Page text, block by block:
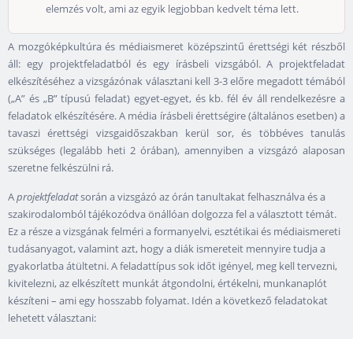
elemzés volt, ami az egyik legjobban kedvelt téma lett.
A mozgóképkultúra és médiaismeret középszintű érettségi két részből
áll: egy projektfeladatból és egy írásbeli vizsgából. A projektfeladat
elkészítéséhez a vizsgázónak választani kell 3-3 előre megadott témából
(„A” és „B” típusú feladat) egyet-egyet, és kb. fél év áll rendelkezésre a
feladatok elkészítésére. A média írásbeli érettségire (általános esetben) a
tavaszi érettségi vizsgaidőszakban kerül sor, és többéves tanulás
szükséges (legalább heti 2 órában), amennyiben a vizsgázó alaposan
szeretne felkészülni rá.
Aprojektfeladatsorán a vizsgázó az órán tanultakat felhasználva és a
szakirodalomból tájékozódva önállóan dolgozza fel a választott témát.
Ez a része a vizsgának felméri a formanyelvi, esztétikai és médiaismereti
tudásanyagot, valamint azt, hogy a diák ismereteit mennyire tudja a
gyakorlatba átültetni. A feladattípus sok időt igényel, meg kell tervezni,
kivitelezni, az elkészített munkát átgondolni, értékelni, munkanaplót
készíteni – ami egy hosszabb folyamat. Idén a következő feladatokat
lehetett választani: